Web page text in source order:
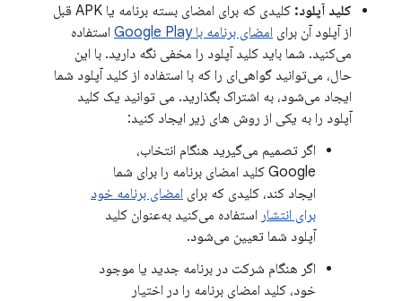
کلید آپلود:
کلیدی که برای امضای بسته برنامه یا APK قبل
از آپلود آن برای امضای برنامه با Google Play
استفاده
می‌کنید. شما باید کلید آپلود را مخفی نگه دارید. با این
حال، می‌توانید گواهی‌ای را که با استفاده از کلید آپلود شما
ایجاد می‌شود، به اشتراک بگذارید. می توانید یک کلید
آپلود را به یکی از روش های زیر ایجاد کنید:
اگر تصمیم می‌گیرید هنگام انتخاب،
Google کلید امضای برنامه را برای شما
ایجاد کند، کلیدی که برای امضای برنامه خود
برای انتشار استفاده می‌کنید به‌عنوان کلید
آپلود شما تعیین می‌شود.
اگر هنگام شرکت در برنامه جدید یا موجود
خود، کلید امضای برنامه را در اختیار